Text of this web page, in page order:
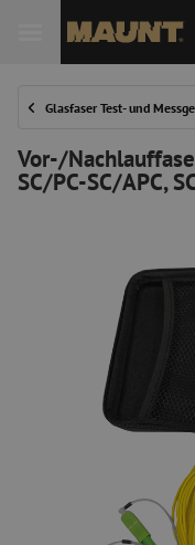
Glasfaser Test- und
Vor-/
SC/PC-SC/APC,